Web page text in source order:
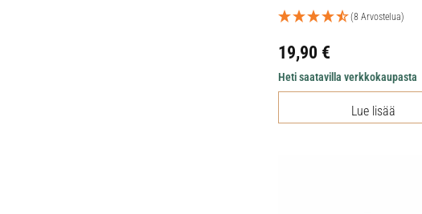
(8 Arvostelua)
19,90 €
Heti saatavilla verkkokaupasta
Lue lisää